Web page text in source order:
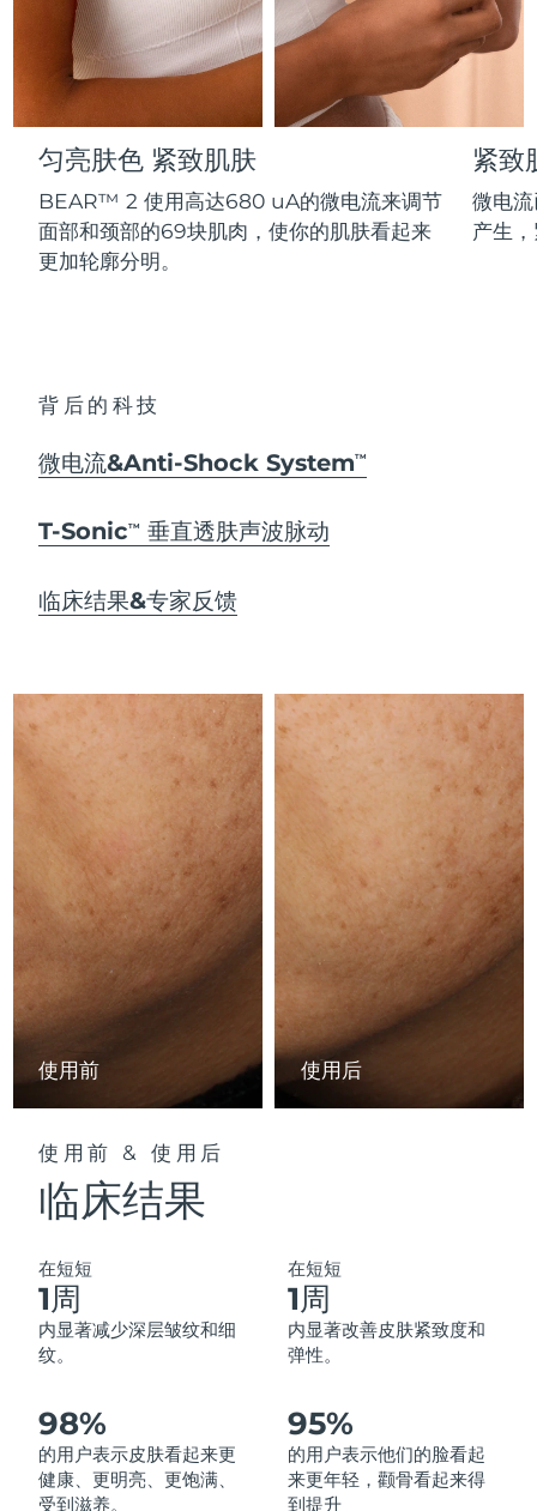
匀亮肤色 紧致肌肤
BEAR™ 2 使用高达680 uA的微电流来调节
面部和颈部的69块肌肉，使你的肌肤看起来
更加轮廓分明。
紧致
微电
产生
背后的科技
微电流&Anti-Shock SystemTM
T-SonicTM 垂直透肤声波脉动
临床结果&专家反馈
使用前 使用后
使用前 & 使用后
临床结果
在短短
1周
内显著减少深层皱纹和细
纹。
在短短
1周
内显著改善皮肤紧致度和
弹性。
98%
的用户表示皮肤看起来更
健康、更明亮、更饱满、
受到滋养。
95%
的用户表示他们的脸看起
来更年轻，颧骨看起来得
到提升
All LED treatments
All toning treatments
IPL hair removal
PEACH™ 2 go
Travel-friendly IPL hair removal
PEACH™ Cooling Prep Gel
Cooling IPL hair removal gel
Massaging body brush
SUPERCHARGED™ serum
Firming body serum
ESPADA™ 2 plus
Recurring acne LED therapy
Acne treatment device
ESPADA™ Blemish Solution
All acne treatment devices
BEAR™ 2 eyes & lips
Microcurrent line smoothing device
Rejuvenating eye massager
眼部护肤
All revitalizing eye massagers
毛孔护理
KIWI™ derma
Diamond microdermabrasion .
KIWI™ 皮肤护理
护发
LUNA™ 4 hair
2-in-1 LED scalp massager
LUNA™ Dual-Peptide Scalp
Serum
For healthy hair
牙齿美白
NEW
18% PAP
护肤品 男士
全部购买
FOREO APP
关于我们
预计送达日期8/11/26
中国香港特别行政区 预计送达日期
匈牙利 8/11/26
冰岛 预计送达日期 8/12/26
印度尼西亚
日本
泽西岛
科威特 预计送达日期 8/11/26
拉脱维亚 预计送达日期 8/11/26
黎巴嫩 预计送达日期 8/12/26
立陶宛 预计送达日期 8/11/26
卢森堡 预计送达日期 8/11/26
中国澳门特别行政区 预计送达日期8/13/26
马来西亚 预计送达日期
马耳他
摩纳哥
荷兰
新西兰 预计送达日期8/11/26
阿曼 预计送达日期8/14/26